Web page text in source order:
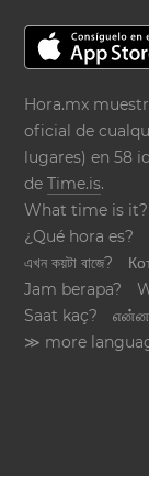
Hora.mx
oficial de
lugares) en 58
deTime.is.
What time is it?
¿Qué hora es?
এখন কয়টা বাজে?
Jam berapa?
Saat kaç?
என்ன
≫ more